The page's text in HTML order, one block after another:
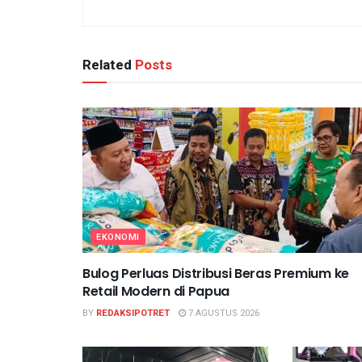
Related Posts
EKONOMI
Bulog Perluas Distribusi Beras Premium ke
Retail Modern di Papua
BY REDAKSIPOTRET 7 AGUSTUS 2026